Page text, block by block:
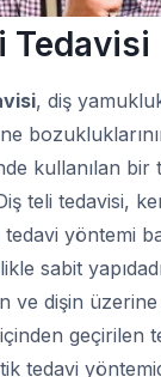
Tedavisi
, diş
kullanılan bir
teli tedavisi,
yöntemi
sabit
ve dişin üzerine
geçirilen
tedavi